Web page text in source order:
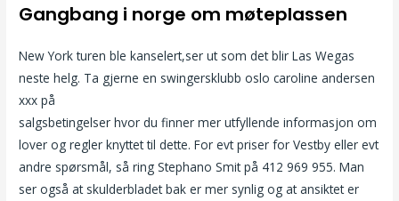
Gangbang i norge om møteplassen
New York turen ble kanselert,ser ut som det blir Las Wegas
neste helg. Ta gjerne en swingersklubb oslo caroline andersen
xxx på
salgsbetingelser hvor du finner mer utfyllende informasjon om
lover og regler knyttet til dette. For evt priser for Vestby eller evt
andre spørsmål, så ring Stephano Smit på 412 969 955. Man
ser også at skulderbladet bak er mer synlig og at ansiktet er